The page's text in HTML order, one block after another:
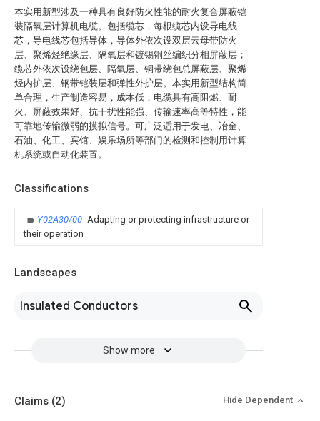
本实用新型涉及一种具有良好防火性能的耐火复合屏蔽铠
装隔氧层计算机电缆。包括缆芯，每根缆芯内设导电线
芯，导电线芯包括导体，导体外依次设双层云母带防火
层、聚烯烃绝缘层、隔氧层和镀锡铜丝编织分相屏蔽层；
缆芯外依次设绕包层、隔氧层、铜带绕包总屏蔽层、聚烯
烃内护层、钢带铠装层和弹性外护层。本实用新型结构简
单合理，生产制造容易，成本低，电缆具有高阻燃、耐
火、屏蔽效果好、抗干扰性能强、传输速率高等特性，能
可靠地传输微弱的摸拟信号。可广泛适用于发电、冶金、
石油、化工、宾馆、娱乐场所等部门的检测和控制用计算
机系统或自动化装置。
Classifications
Y02A30/00 Adapting or protecting infrastructure or
their operation
Landscapes
Insulated Conductors
Show more
Claims (2) Hide Dependent